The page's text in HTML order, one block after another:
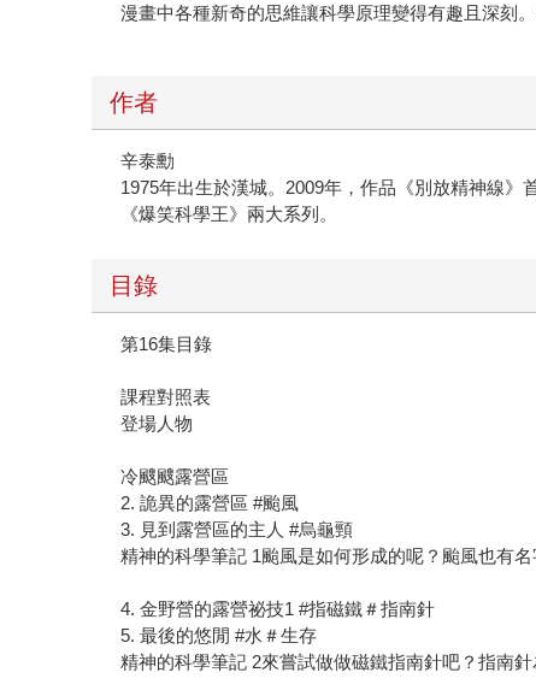
漫畫中各種新奇的思維讓科學原理變得有趣且深刻
作者
辛泰勳
1975年出生於漢城。2009年，作品《別放精神線
《爆笑科學王》兩大系列。
目錄
第16集目錄
課程對照表
登場人物
冷颼颼露營區
2. 詭異的露營區 #颱風
3. 見到露營區的主人 #烏龜頸
精神的科學筆記 1颱風是如何形成的呢？颱風也有名
4. 金野營的露營祕技1 #指磁鐵＃指南針
5. 最後的悠閒 #水＃生存
精神的科學筆記 2來嘗試做做磁鐵指南針吧？指南